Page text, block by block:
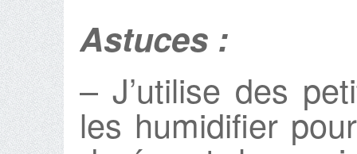
Astuces :
– J’utilise des
les humidifier